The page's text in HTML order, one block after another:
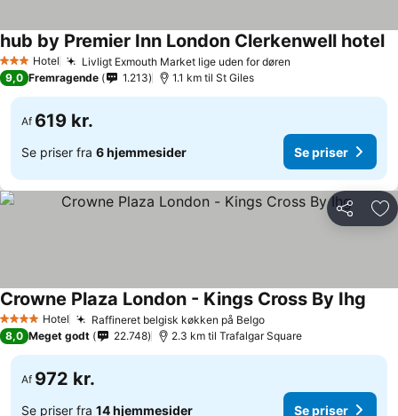
3 StjernerHotel Livligt Exmouth Market lige uden for døren
hub by Premier Inn London Clerkenwell hotel
9,0 Fremragende 1.213 1.1 km til St Giles
Af 619 kr.
Se priser fra 6 hjemmesider Se priser
Del
4 StjernerHotel Raffineret belgisk køkken på Belgo
Crowne Plaza London - Kings Cross By Ihg
8,0 Meget godt 22.748 2.3 km til Trafalgar Square
Af 972 kr.
Se priser fra 14 hjemmesider Se priser